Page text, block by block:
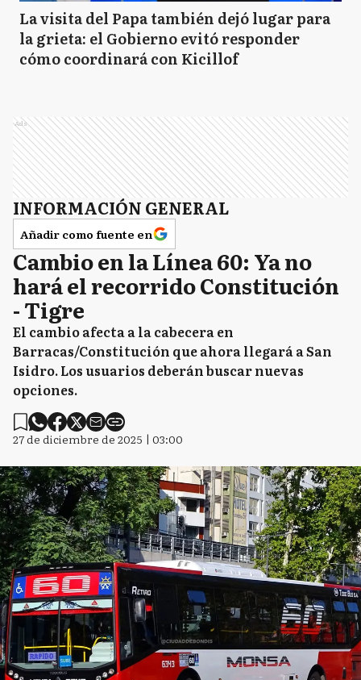
La visita del Papa también dejó lugar para
la grieta: el Gobierno evitó responder
cómo coordinará con Kicillof
Ads
INFORMACIÓN GENERAL
Añadir como fuente en
Cambio en la Línea 60: Ya no
hará el recorrido Constitución
- Tigre
El cambio afecta a la cabecera en
Barracas/Constitución que ahora llegará a San
Isidro. Los usuarios deberán buscar nuevas
opciones.
27 de diciembre de 2025 | 03:00